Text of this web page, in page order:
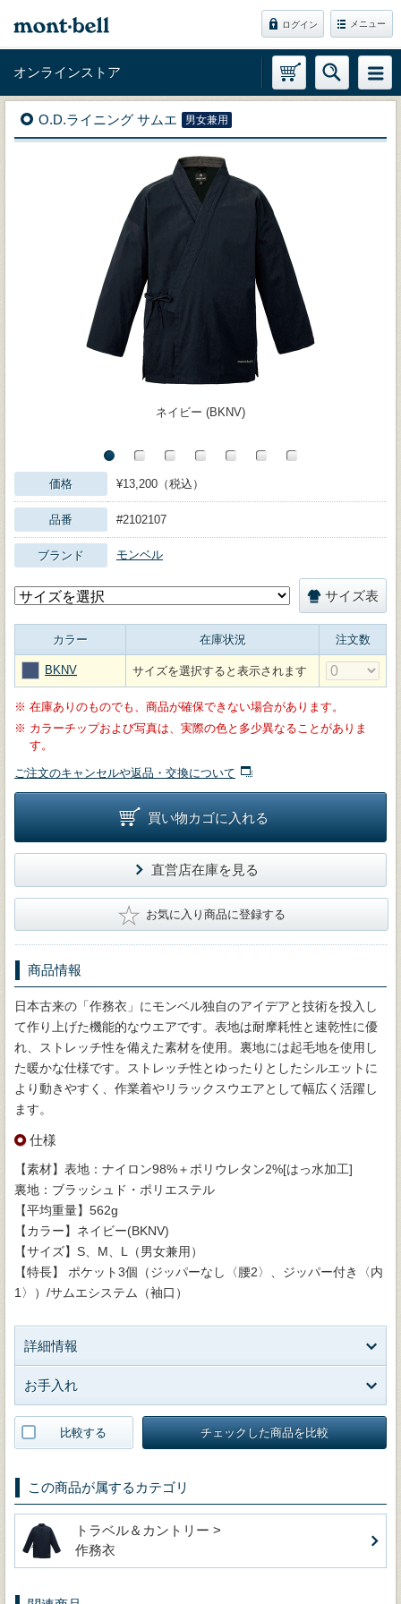
ログイン メニュー
オンラインストア
O.D.ライニング サムエ 男女兼用
ネイビー (BKNV)
価格 ¥13,200（税込）
品番 #2102107
ブランド モンベル
サイズ表
カラー 在庫状況 注文数
BKNV サイズを選択すると表示されます
※ 在庫ありのものでも、商品が確保できない場合があります。
※ カラーチップおよび写真は、実際の色と多少異なることがありま
す。
ご注文のキャンセルや返品・交換について
買い物カゴに入れる
直営店在庫を見る
★ お気に入り商品に登録する
商品情報
日本古来の「作務衣」にモンベル独自のアイデアと技術を投入し
て作り上げた機能的なウエアです。表地は耐摩耗性と速乾性に優
れ、ストレッチ性を備えた素材を使用。裏地には起毛地を使用し
た暖かな仕様です。ストレッチ性とゆったりとしたシルエットに
より動きやすく、作業着やリラックスウエアとして幅広く活躍し
ます。
仕様
【素材】表地：ナイロン98%＋ポリウレタン2%[はっ水加工]
裏地：ブラッシュド・ポリエステル
【平均重量】562g
【カラー】ネイビー(BKNV)
【サイズ】S、M、L（男女兼用）
【特長】 ポケット3個（ジッパーなし〈腰2〉、ジッパー付き〈内
1〉）/サムエシステム（袖口）
詳細情報
お手入れ
比較する チェックした商品を比較
この商品が属するカテゴリ
トラベル＆カントリー >
作務衣